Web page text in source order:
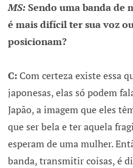
MS:Sendo uma banda de
é mais difícil ter sua voz
posicionam?
C:Com certeza existe essa
japonesas, elas só podem
Japão, a imagem que eles
que ser bela e ter aquela
esperam de uma mulher.
banda, transmitir coisas, é